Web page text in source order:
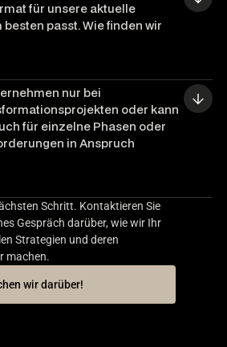
Schritt. Kontaktieren Sie
Gespräch darüber, wie wir Ihr
Strategien und deren
machen.
wir darüber!
für unsere aktuelle
passt. Wie finden wir
nur bei
oder kann
für einzelne Phasen oder
in Anspruch